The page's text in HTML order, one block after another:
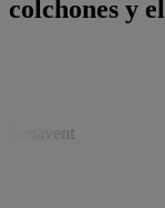
colchones y